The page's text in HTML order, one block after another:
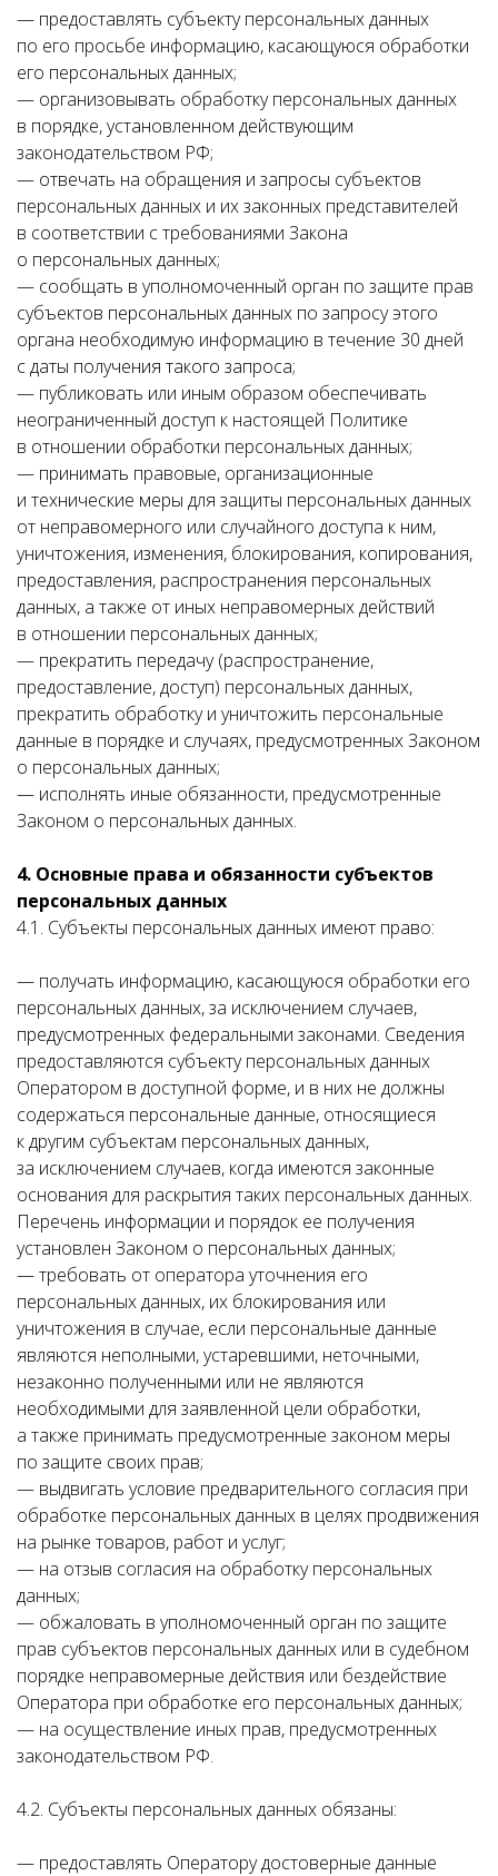
— предоставлять субъекту персональных данных
по его просьбе информацию, касающуюся обработки
его персональных данных;
— организовывать обработку персональных данных
в порядке, установленном действующим
законодательством РФ;
— отвечать на обращения и запросы субъектов
персональных данных и их законных представителей
в соответствии с требованиями Закона
о персональных данных;
— сообщать в уполномоченный орган по защите прав
субъектов персональных данных по запросу этого
органа необходимую информацию в течение 30 дней
с даты получения такого запроса;
— публиковать или иным образом обеспечивать
неограниченный доступ к настоящей Политике
в отношении обработки персональных данных;
— принимать правовые, организационные
и технические меры для защиты персональных данных
от неправомерного или случайного доступа к ним,
уничтожения, изменения, блокирования, копирования,
предоставления, распространения персональных
данных, а также от иных неправомерных действий
в отношении персональных данных;
— прекратить передачу (распространение,
предоставление, доступ) персональных данных,
прекратить обработку и уничтожить персональные
данные в порядке и случаях, предусмотренных Законом
о персональных данных;
— исполнять иные обязанности, предусмотренные
Законом о персональных данных.
4. Основные права и обязанности субъектов
персональных данных
4.1. Субъекты персональных данных имеют право:
— получать информацию, касающуюся обработки его
персональных данных, за исключением случаев,
предусмотренных федеральными законами. Сведения
предоставляются субъекту персональных данных
Оператором в доступной форме, и в них не должны
содержаться персональные данные, относящиеся
к другим субъектам персональных данных,
за исключением случаев, когда имеются законные
основания для раскрытия таких персональных данных.
Перечень информации и порядок ее получения
установлен Законом о персональных данных;
— требовать от оператора уточнения его
персональных данных, их блокирования или
уничтожения в случае, если персональные данные
являются неполными, устаревшими, неточными,
незаконно полученными или не являются
необходимыми для заявленной цели обработки,
а также принимать предусмотренные законом меры
по защите своих прав;
— выдвигать условие предварительного согласия при
обработке персональных данных в целях продвижения
на рынке товаров, работ и услуг;
— на отзыв согласия на обработку персональных
данных;
— обжаловать в уполномоченный орган по защите
прав субъектов персональных данных или в судебном
порядке неправомерные действия или бездействие
Оператора при обработке его персональных данных;
— на осуществление иных прав, предусмотренных
законодательством РФ.
4.2. Субъекты персональных данных обязаны:
— предоставлять Оператору достоверные данные